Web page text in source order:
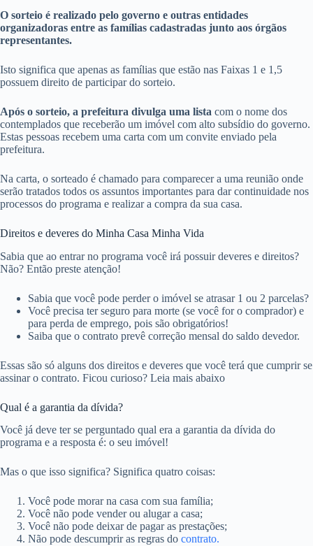
O sorteio é realizado pelo governo e outras entidades
organizadoras entre as famílias cadastradas junto aos órgãos
representantes.
Isto significa que apenas as famílias que estão nas Faixas 1 e 1,5
possuem direito de participar do sorteio.
Após o sorteio, a prefeitura divulga uma lista com o nome dos
contemplados que receberão um imóvel com alto subsídio do governo.
Estas pessoas recebem uma carta com um convite enviado pela
prefeitura.
Na carta, o sorteado é chamado para comparecer a uma reunião onde
serão tratados todos os assuntos importantes para dar continuidade nos
processos do programa e realizar a compra da sua casa.
Direitos e deveres do Minha Casa Minha Vida
Sabia que ao entrar no programa você irá possuir deveres e direitos?
Não? Então preste atenção!
Sabia que você pode perder o imóvel se atrasar 1 ou 2 parcelas?
Você precisa ter seguro para morte (se você for o comprador) e
para perda de emprego, pois são obrigatórios!
Saiba que o contrato prevê correção mensal do saldo devedor.
Essas são só alguns dos direitos e deveres que você terá que cumprir se
assinar o contrato. Ficou curioso? Leia mais abaixo
Qual é a garantia da dívida?
Você já deve ter se perguntado qual era a garantia da dívida do
programa e a resposta é: o seu imóvel!
Mas o que isso significa? Significa quatro coisas:
Você pode morar na casa com sua família;
Você não pode vender ou alugar a casa;
Você não pode deixar de pagar as prestações;
Não pode descumprir as regras do contrato.